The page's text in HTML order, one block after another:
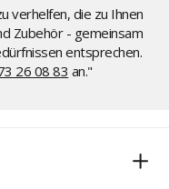
verhelfen, die zu Ihnen
Zubehör - gemeinsam
entsprechen.
26 08 83 an."